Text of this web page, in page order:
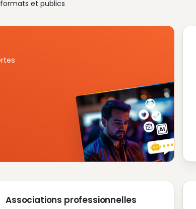
formats et publics
Associations professionnelles